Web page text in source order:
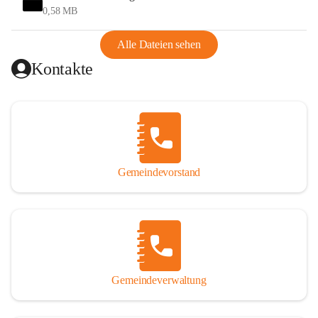
und Ungarn war. Dadurch war Wörterberg von Wörth
Aus diesem Grund war die Bevölkerung dazu gezwungen,
Schmuggel zu betreiben. Es kam oft zu nächtlichen
Überfällen und Schießereien. Erst mit dem Anschluss des
wirtschaftlich ging es bergauf. Dieser Aufschwung endete
1926. Es folgten Arbeitslosigkeit, Preissteigerung und
Unanbringlichkeit von Produkten. Daher wurde der
Anschluss an das Deutsche Reich begrüßt. Als der Zweite
Weltkrieg ausbrach, schwang die Stimmung um. Es starben
26 Männer an der Front, weitere 16 werden vermisst.
Von 1971 bis 1991 gehörte Wörterberg zur Gemeinde
Ollersdorf. Durch den Einsatz von mehreren Ortsansässigen
wurde Wörterberg 1991 wieder eine eigenständige
0,58 MB
Alle Dateien sehen
Kontakte
Gemeindevorstand
Gemeindeverwaltung